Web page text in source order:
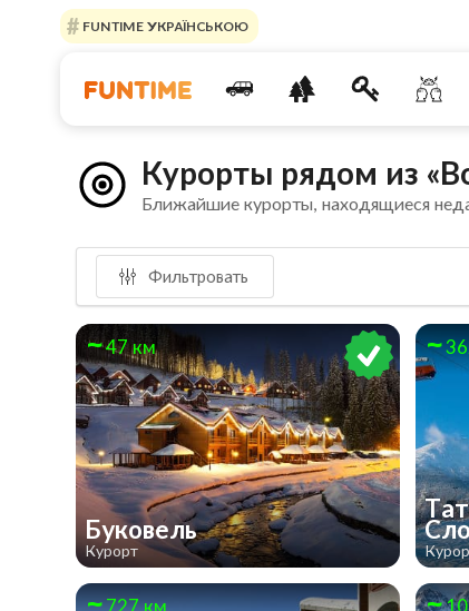
FUNTIME УКРАЇНСЬКОЮ
Курорты рядом из
Ближайшие курорты, находящиеся
Фильтровать
47 км
Буковель
Курорт
727 км